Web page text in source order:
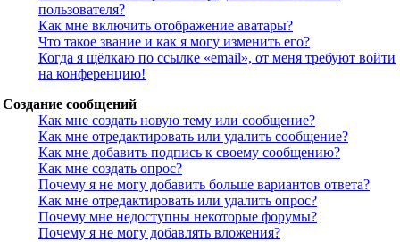
пользователя?
Как мне включить отображение аватары?
Что такое звание и как я могу изменить его?
Когда я щёлкаю по ссылке «email», от меня требуют войти
на конференцию!
Создание сообщений
Как мне создать новую тему или сообщение?
Как мне отредактировать или удалить сообщение?
Как мне добавить подпись к своему сообщению?
Как мне создать опрос?
Почему я не могу добавить больше вариантов ответа?
Как мне отредактировать или удалить опрос?
Почему мне недоступны некоторые форумы?
Почему я не могу добавлять вложения?